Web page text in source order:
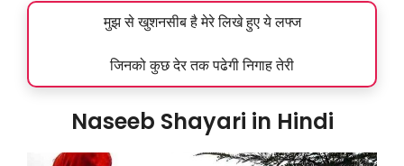
मुझ से खुशनसीब है मेरे लिखे हुए ये लफ्ज
जिनको कुछ देर तक पढेगी निगाह तेरी
Naseeb Shayari in Hindi